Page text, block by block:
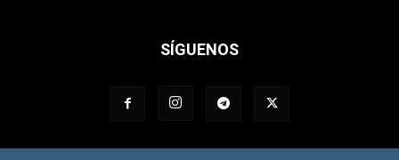
SÍGUENOS